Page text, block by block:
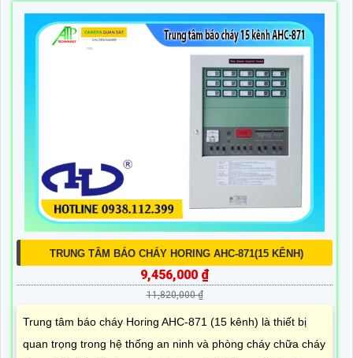
TRUNG TÂM BÁO CHÁY HORING AHC-871(15 KÊNH)
9,456,000 ₫
11,820,000 ₫
Trung tâm báo cháy Horing AHC-871 (15 kênh) là thiết bị
quan trọng trong hệ thống an ninh và phòng cháy chữa cháy